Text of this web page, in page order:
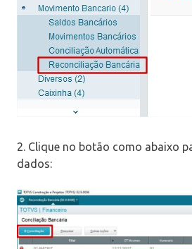
2. Clique no botão como abaixo
dados: